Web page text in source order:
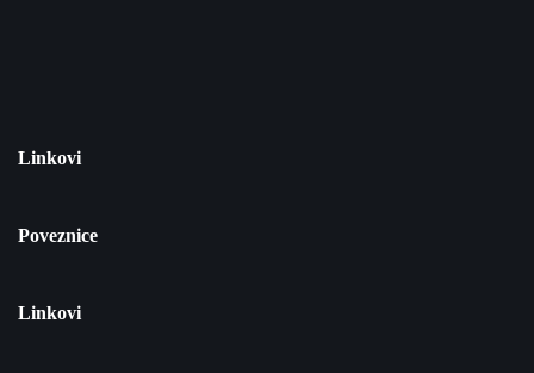
Linkovi
Poveznice
Linkovi